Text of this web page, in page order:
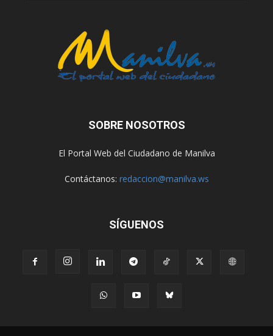
SOBRE NOSOTROS
El Portal Web del Ciudadano de Manilva
Contáctanos: redaccion@manilva.ws
SÍGUENOS